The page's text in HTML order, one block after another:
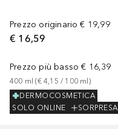
Prezzo originario € 19,99
€ 16,59
Prezzo più basso € 16,39
400 ml (€ 4,15 / 100 ml)
DERMOCOSMETICA
SOLO ONLINE
SORPRESA